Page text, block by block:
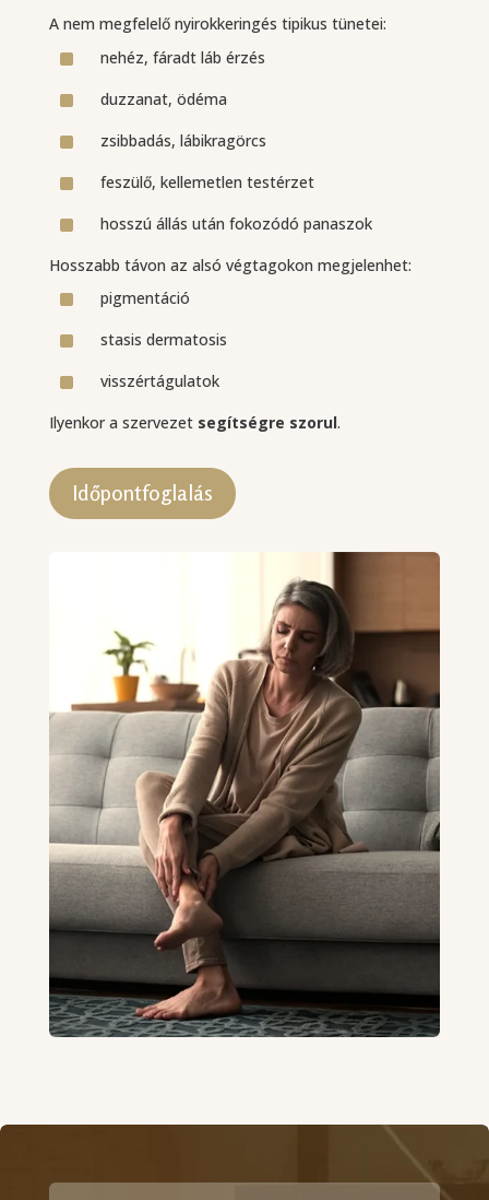
A nem megfelelő nyirokkeringés tipikus tünetei:
^ nehéz, fáradt láb érzés
^ duzzanat, ödéma
^ zsibbadás, lábikragörcs
^ feszülő, kellemetlen testérzet
^
hosszú állás után fokozódó panaszok
Hosszabb távon az alsó végtagokon megjelenhet:
^ pigmentáció
^ stasis dermatosis
^
visszértágulatok
Ilyenkor a szervezet segítségre szorul.
Időpontfoglalás